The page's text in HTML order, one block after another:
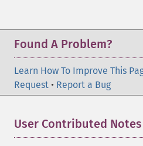
Found A Problem?
Learn How To Improve This
Request • Report a Bug
User Contributed Notes